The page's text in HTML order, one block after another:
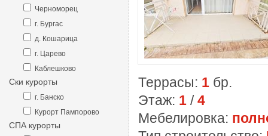
Черноморец
г. Бургас
д. Кошарица
г. Царево
Каблешково
Ски курорты
г. Банско
Курорт Пампорово
СПА курорты
Террасы: 1 бр.
Этаж: 1 /4
Мебелировка: